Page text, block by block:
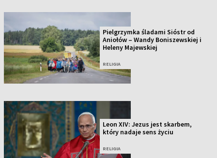
Pielgrzymka śladami Sióstr od
Aniołów – Wandy Boniszewskiej i
Heleny Majewskiej
RELIGIA
Leon XIV: Jezus jest skarbem,
który nadaje sens życiu
RELIGIA